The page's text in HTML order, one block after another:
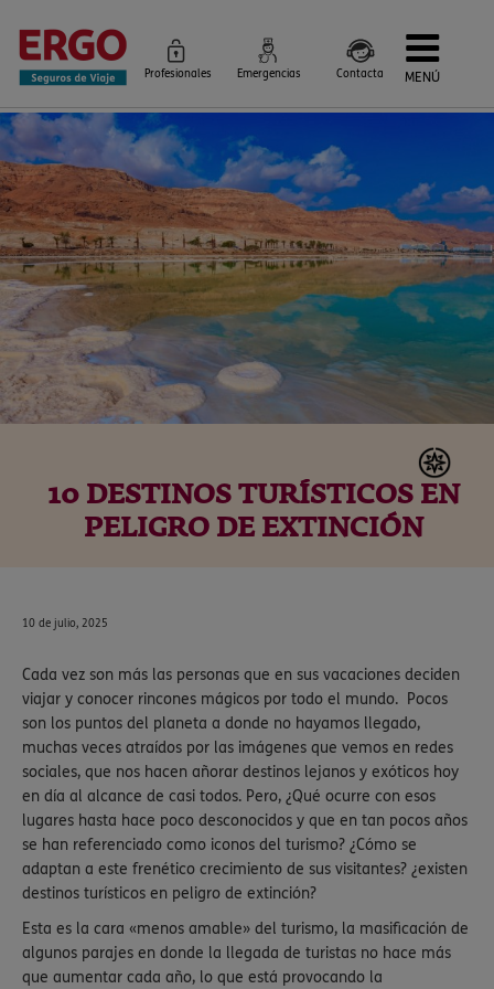
Profesionales Emergencias Contacta MENÚ
Seguros de Viaje
Seguros por destino
Más Seguros
Blog
Siniestros e Instrucciones
Información Corporativa
Servicios
10 DESTINOS TURÍSTICOS EN
PELIGRO DE EXTINCIÓN
10 de julio, 2025
Cada vez son más las personas que en sus vacaciones deciden
viajar y conocer rincones mágicos por todo el mundo. Pocos
son los puntos del planeta a donde no hayamos llegado,
muchas veces atraídos por las imágenes que vemos en redes
sociales, que nos hacen añorar destinos lejanos y exóticos hoy
en día al alcance de casi todos. Pero, ¿Qué ocurre con esos
lugares hasta hace poco desconocidos y que en tan pocos años
se han referenciado como iconos del turismo? ¿Cómo se
adaptan a este frenético crecimiento de sus visitantes? ¿existen
destinos turísticos en peligro de extinción?
Esta es la cara «menos amable» del turismo, la masificación de
algunos parajes en donde la llegada de turistas no hace más
que aumentar cada año, lo que está provocando la